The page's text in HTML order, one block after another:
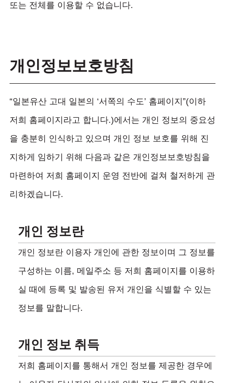
또는 전체를 이용할 수 없습니다.
개인정보보호방침
“일본유산 고대 일본의 ‘서쪽의 수도’ 홈페이지”(이하
저희 홈페이지라고 합니다.)에서는 개인 정보의 중요성
을 충분히 인식하고 있으며 개인 정보 보호를 위해 진
지하게 임하기 위해 다음과 같은 개인정보보호방침을
마련하여 저희 홈페이지 운영 전반에 걸쳐 철저하게 관
리하겠습니다.
개인 정보란
개인 정보란 이용자 개인에 관한 정보이며 그 정보를
구성하는 이름, 메일주소 등 저희 홈페이지를 이용하
실 때에 등록 및 발송된 유저 개인을 식별할 수 있는
정보를 말합니다.
개인 정보 취득
저희 홈페이지를 통해서 개인 정보를 제공한 경우에